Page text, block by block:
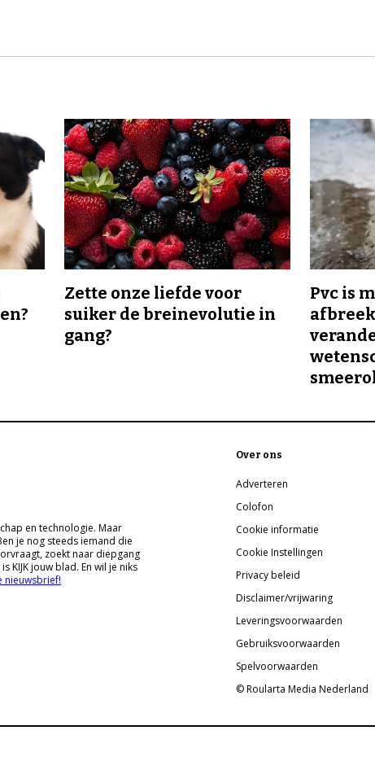
Zette onze liefde voor
suiker de breinevolutie in
gang?
Pvc is
en technologie. Maar
je nog steeds iemand die
zoekt naar diepgang
KIJK jouw blad. En wil je niks
nieuwsbrief!
Over ons
Adverteren
Colofon
Cookie informatie
Cookie Instellingen
Privacy beleid
Disclaimer/vrijwaring
Leveringsvoorwaarden
Gebruiksvoorwaarden
Spelvoorwaarden
© Roularta Media Nederland